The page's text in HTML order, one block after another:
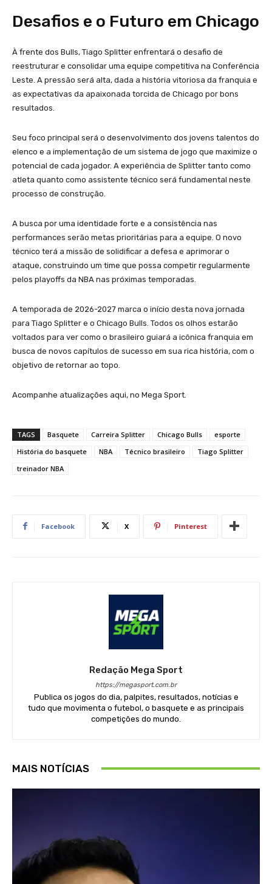
Desafios e o Futuro em Chicago
À frente dos Bulls, Tiago Splitter enfrentará o desafio de
reestruturar e consolidar uma equipe competitiva na Conferência
Leste. A pressão será alta, dada a história vitoriosa da franquia e
as expectativas da apaixonada torcida de Chicago por bons
resultados.
Seu foco principal será o desenvolvimento dos jovens talentos do
elenco e a implementação de um sistema de jogo que maximize o
potencial de cada jogador. A experiência de Splitter tanto como
atleta quanto como assistente técnico será fundamental neste
processo de construção.
A busca por uma identidade forte e a consistência nas
performances serão metas prioritárias para a equipe. O novo
técnico terá a missão de solidificar a defesa e aprimorar o
ataque, construindo um time que possa competir regularmente
pelos playoffs da NBA nas próximas temporadas.
A temporada de 2026-2027 marca o início desta nova jornada
para Tiago Splitter e o Chicago Bulls. Todos os olhos estarão
voltados para ver como o brasileiro guiará a icônica franquia em
busca de novos capítulos de sucesso em sua rica história, com o
objetivo de retornar ao topo.
Acompanhe atualizações aqui, no Mega Sport.
TAGS Basquete Carreira Splitter Chicago Bulls
esporte
História do basquete
NBA Técnico brasileiro
Tiago Splitter
treinador NBA
Facebook X Pinterest
Redação Mega Sport
https://megasport.com.br
Publica os jogos do dia, palpites, resultados, notícias e
tudo que movimenta o futebol, o basquete e as principais
competições do mundo.
MAIS NOTÍCIAS